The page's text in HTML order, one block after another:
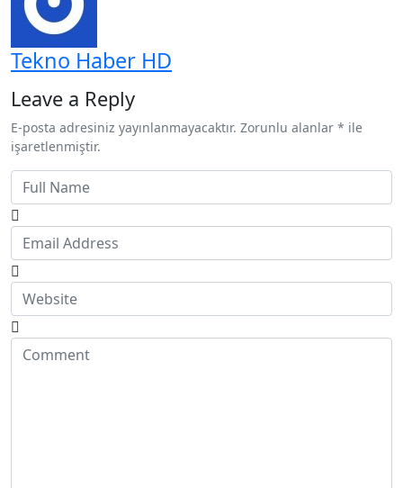
Tekno Haber HD
Leave a Reply
E-posta adresiniz yayınlanmayacaktır. Zorunlu alanlar * ile
işaretlenmiştir.